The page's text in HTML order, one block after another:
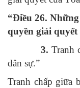
“Điều 26.
quyền giải quyết
3. Tranh
dân sự.”
Tranh chấp giữa